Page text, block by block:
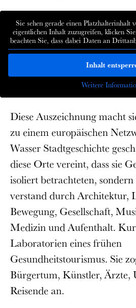
Sie sehen gerade einen Platzhalterinhalt
eigentlichen Inhalt zuzugreifen, klicken
beachten Sie, dass dabei Daten an
Inhalt
Weitere
Diese Auszeichnung macht
zu einem europäischen
Wasser Stadtgeschichte
diese Orte vereint, dass sie
isoliert betrachteten,
verstand durch Architektur,
Bewegung, Gesellschaft,
Medizin und Aufenthalt.
Laboratorien eines frühen
Gesundheitstourismus. Sie
Bürgertum, Künstler, Ärzte,
Reisende an.